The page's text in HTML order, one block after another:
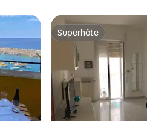
appréciés Superhôte
Superhôte